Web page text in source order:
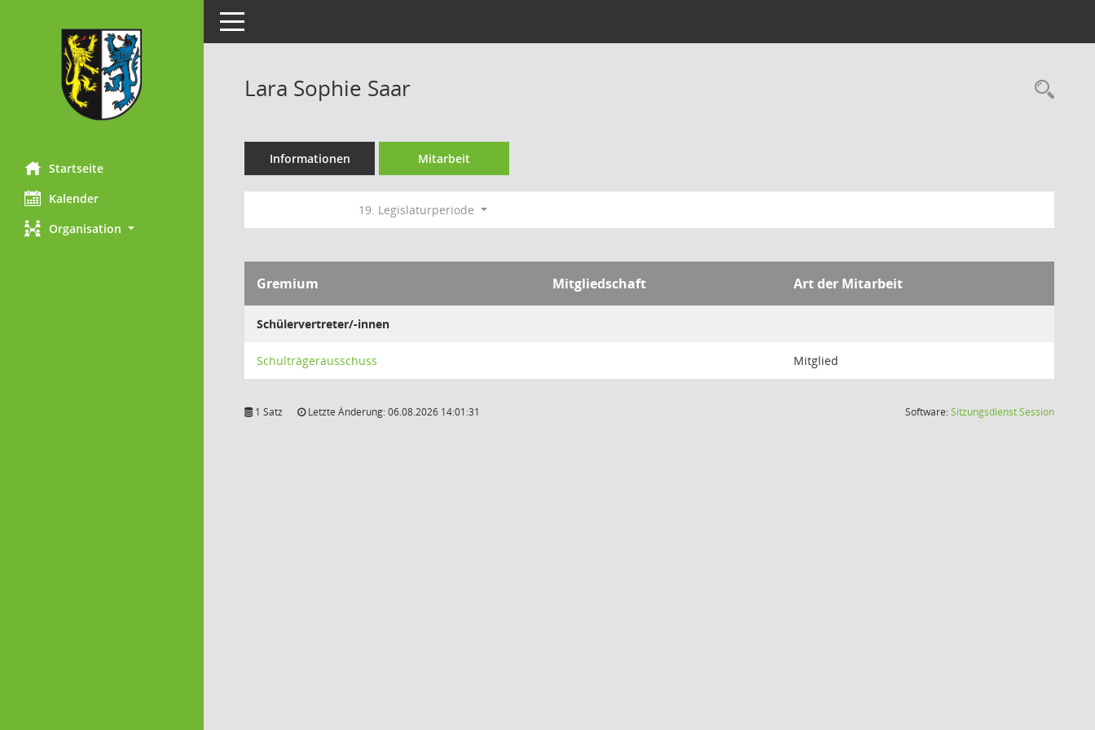
Startseite
Kalender
Organisation
Toggle navigation
Lara Sophie Saar
Informationen Mitarbeit
19. Legislaturperiode
Gremium Mitgliedschaft Art der Mitarbeit
Schülervertreter/-innen
Schulträgerausschuss Mitglied
1 Satz Letzte Änderung: 06.08.2026 14:01:31 Software:SitzungsdienstSession(Wird in